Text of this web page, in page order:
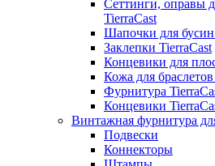
Сеттинги, оправы
TierraCast
Шапочки для бусин
Заклепки TierraCast
Концевики для
Кожа для
Фурнитура
Концевики
Винтажная фурнитура
Подвески
Коннекторы